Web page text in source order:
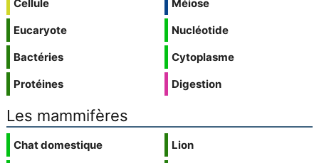
Cellule
Eucaryote
Bactéries
Protéines
Méiose
Nucléotide
Cytoplasme
Digestion
Les mammifères
Chat domestique
Lion